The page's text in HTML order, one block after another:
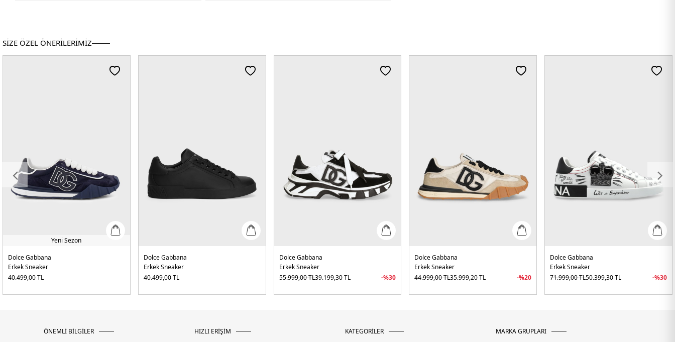
SİZE ÖZEL ÖNERİLERİMİZ
Yeni Sezon
Dolce Gabbana
Erkek Sneaker
40.499,00TL
Dolce Gabbana
Erkek Sneaker
40.499,00TL
Dolce Gabbana
Erkek Sneaker
55.999,00TL39.199,30TL -%30
Dolce Gabbana
Erkek Sneaker
44.999,00TL35.999,20TL -%20
Dolce Gabbana
Erkek Sneaker
71.999,00TL50.399,30TL -%30
ÖNEMLİ BİLGİLER HIZLI ERİŞİM KATEGORİLER MARKA GRUPLARI